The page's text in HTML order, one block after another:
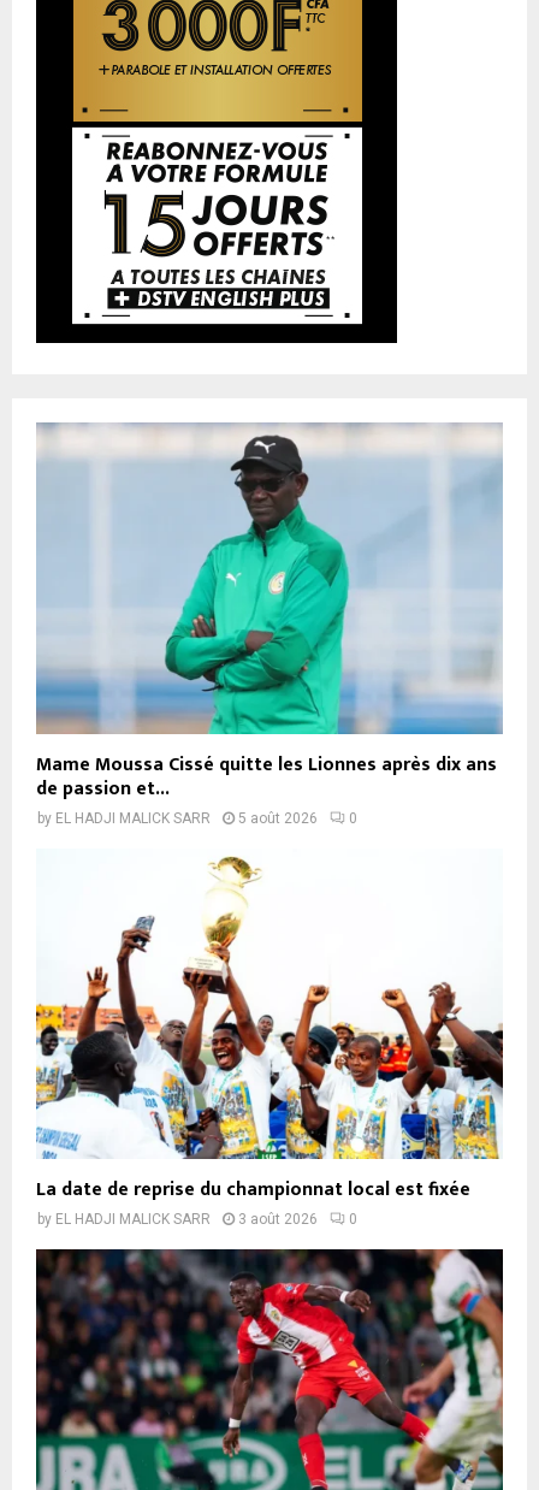
Mame Moussa Cissé quitte les Lionnes après dix ans
de passion et...
by EL HADJI MALICK SARR 5 août 2026 0
La date de reprise du championnat local est fixée
by EL HADJI MALICK SARR 3 août 2026 0